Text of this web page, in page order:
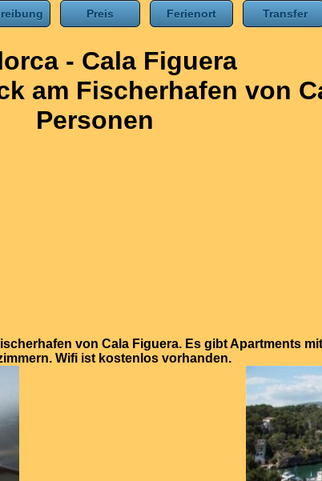
Preis Ferienort Transfer
- Cala Figuera
am Fischerhafen von
Personen
von Cala Figuera. Es gibt Apartments
Wifi ist kostenlos vorhanden.